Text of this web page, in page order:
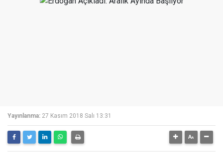
Yayınlanma: 27 Kasım 2018 Salı 13:31